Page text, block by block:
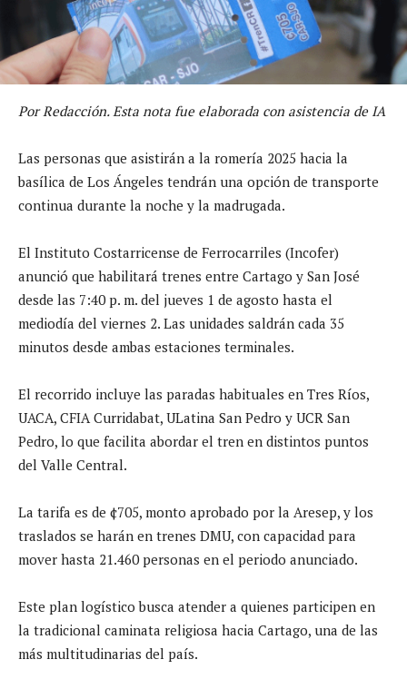
Por Redacción. Esta nota fue elaborada con asistencia de IA
Las personas que asistirán a la romería 2025 hacia la
basílica de Los Ángeles tendrán una opción de transporte
continua durante la noche y la madrugada.
El Instituto Costarricense de Ferrocarriles (Incofer)
anunció que habilitará trenes entre Cartago y San José
desde las 7:40 p. m. del jueves 1 de agosto hasta el
mediodía del viernes 2. Las unidades saldrán cada 35
minutos desde ambas estaciones terminales.
El recorrido incluye las paradas habituales en Tres Ríos,
UACA, CFIA Curridabat, ULatina San Pedro y UCR San
Pedro, lo que facilita abordar el tren en distintos puntos
del Valle Central.
La tarifa es de ¢705, monto aprobado por la Aresep, y los
traslados se harán en trenes DMU, con capacidad para
mover hasta 21.460 personas en el periodo anunciado.
Este plan logístico busca atender a quienes participen en
la tradicional caminata religiosa hacia Cartago, una de las
más multitudinarias del país.